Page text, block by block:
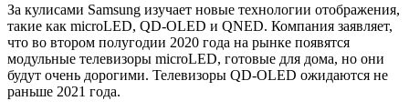
За кулисами Samsung изучает новые технологии отображения,
такие как microLED, QD-OLED и QNED. Компания заявляет,
что во втором полугодии 2020 года на рынке появятся
модульные телевизоры microLED, готовые для дома, но они
будут очень дорогими. Телевизоры QD-OLED ожидаются не
раньше 2021 года.